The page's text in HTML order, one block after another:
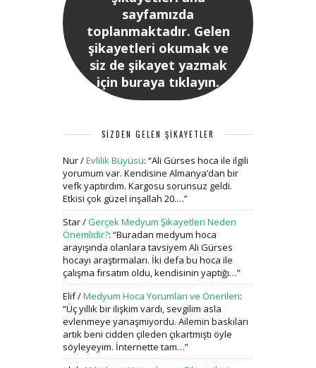
sayfamızda
toplanmaktadır. Gelen
şikayetleri okumak ve
siz de şikayet yazmak
için buraya tıklayın.
SİZDEN GELEN ŞİKAYETLER
Nur/Evlilik Büyüsü: “Ali Gürses hoca ile ilgili
yorumum var. Kendisine Almanya’dan bir
vefk yaptırdım. Kargosu sorunsuz geldi.
Etkisi çok güzel inşallah 20.…”
Star/Gerçek Medyum Şikayetleri Neden
Önemlidir?: “Buradan medyum hoca
arayışında olanlara tavsiyem Ali Gürses
hocayı araştırmaları. İki defa bu hoca ile
çalışma fırsatım oldu, kendisinin yaptığı…”
Elif/Medyum Hoca Yorumları ve Önerileri:
“Üç yıllık bir ilişkim vardı, sevgilim asla
evlenmeye yanaşmıyordu. Ailemin baskıları
artık beni cidden çileden çıkartmıştı öyle
söyleyeyim. İnternette tam…”